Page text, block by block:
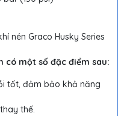
nén Graco Husky Series
có một số đặc điểm sau:
tốt, đảm bảo khả năng
thế.